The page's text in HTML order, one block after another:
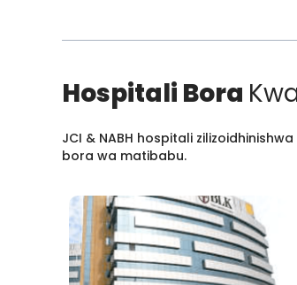
Hospitali Bora
JCI & NABH hospitali
bora wa matibabu.